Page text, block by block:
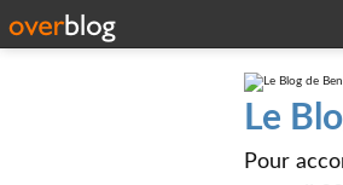
Le
Pour